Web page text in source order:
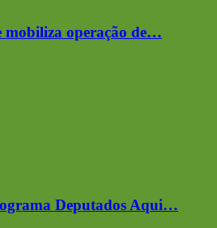
mobiliza operação de…
Deputados Aqui…